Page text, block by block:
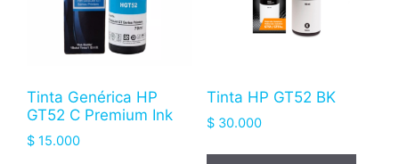
Tinta Genérica HP
GT52 C Premium Ink
$ 15.000
Tinta HP GT52 BK
$30.000